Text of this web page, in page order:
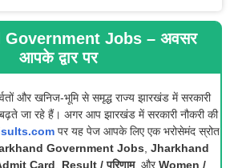
Government Jobs – अवसर
आपके द्वार पर
और खनिज-भूमि से समृद्ध राज्य झारखंड में सरकारी
जा रहे हैं। अगर आप झारखंड में सरकारी नौकरी की
पर यह पेज आपके लिए एक भरोसेमंद स्रोत
Government Jobs Jharkhand
Card Result / परिणाम, औरWomen /